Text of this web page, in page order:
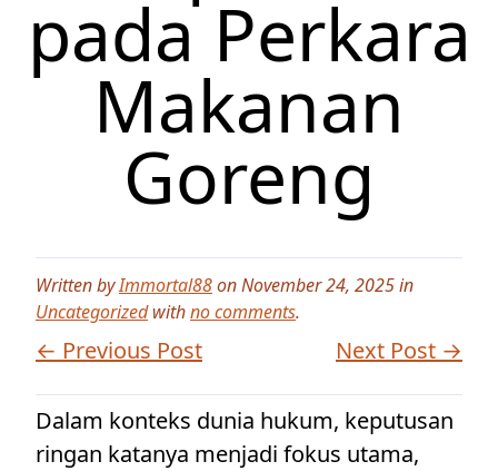
pada Perkara
Makanan
Goreng
Written byImmortal88on November 24, 2025 in
Uncategorizedwithno comments.
← Previous Post Next Post →
Dalam konteks dunia hukum, keputusan
ringan katanya menjadi fokus utama,